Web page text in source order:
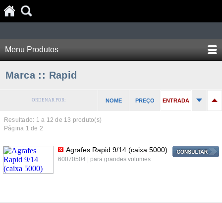
Menu Produtos
Marca :: Rapid
ORDENAR POR: NOME PREÇO ENTRADA
Resultado: 1 a 12 de 13 produto(s)
Página 1 de 2
Agrafes Rapid 9/14 (caixa 5000)
60070504 | para grandes volumes